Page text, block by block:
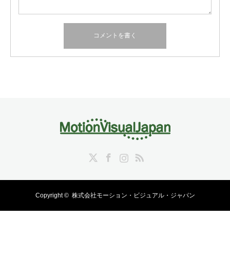
RSS
Copyright © 株式会社モーション・ビジュアル・ジャパン